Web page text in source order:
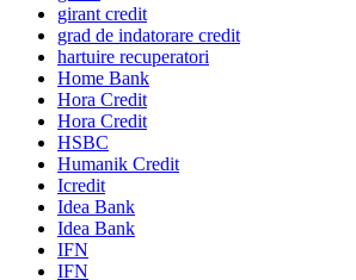
girant credit
grad de indatorare credit
hartuire recuperatori
Home Bank
Hora Credit
Hora Credit
HSBC
Humanik Credit
Icredit
Idea Bank
Idea Bank
IFN
IFN